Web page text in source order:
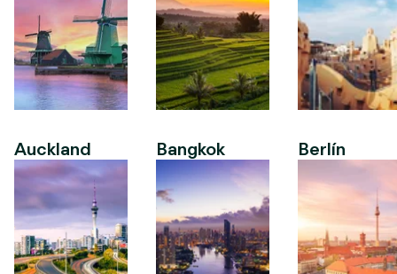
Auckland Bangkok Berlín